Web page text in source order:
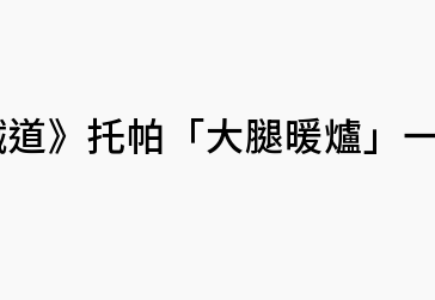
》托帕「大腿暖爐」